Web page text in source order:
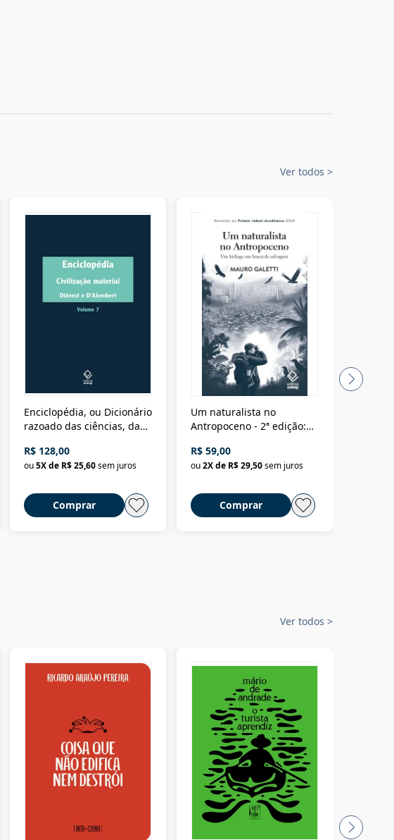
Ver todos >
Enciclopédia, ou Dicionário
razoado das ciências, das
Civilização material
R$ 128,00
ou5X de R$ 25,60sem juros
Comprar
Um naturalista no
Antropoceno - 2ª edição:
selvagem
R$ 59,00
ou2X de R$ 29,50sem juros
Comprar
Ver todos >